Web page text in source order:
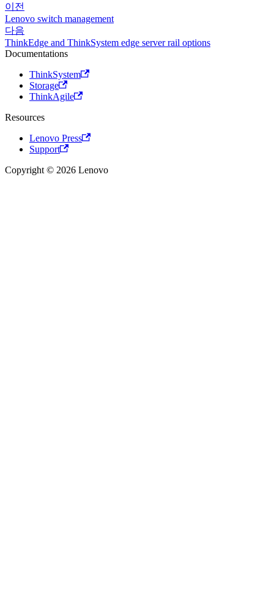
이전
Lenovo switch management
다음
ThinkEdge and ThinkSystem edge server rail options
Documentations
ThinkSystem
Storage
ThinkAgile
Resources
Lenovo Press
Support
Copyright © 2026 Lenovo